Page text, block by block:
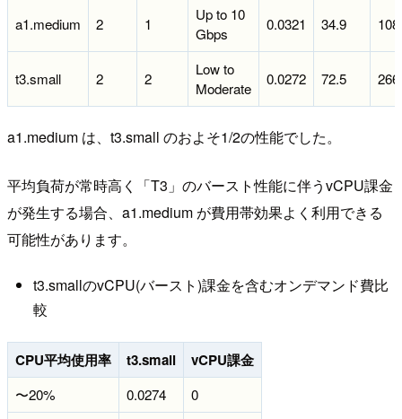
a1.medium 2 1
Up to 10
Gbps
0.0321 34.9
t3.small 2 2
Low to
Moderate
0.0272 72.5
a1.medium は、t3.small のおよそ1/2の性能でした。
平均負荷が常時高く「T3」のバースト性能に伴うvCPU課金
が発生する場合、a1.medium が費用帯効果よく利用できる
可能性があります。
t3.smallのvCPU(バースト)課金を含むオンデマンド費比
較
CPU平均使用率 t3.small vCPU課金
〜20% 0.0274 0